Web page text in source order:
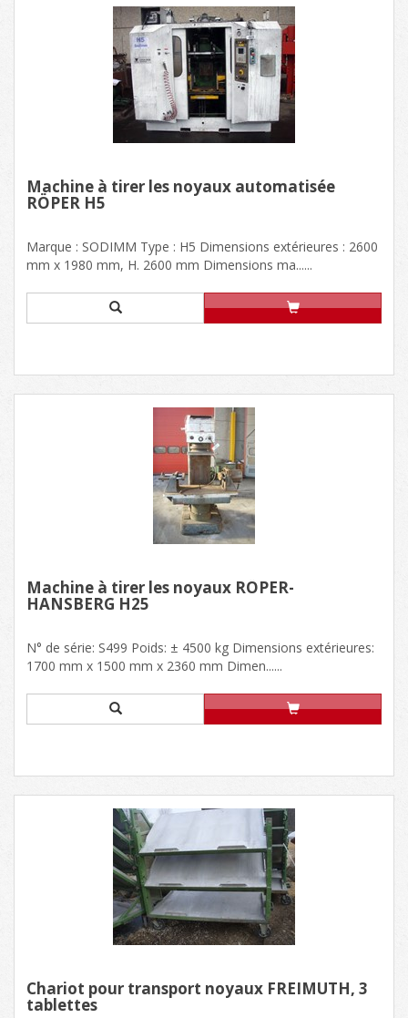
Machine à tirer les noyaux automatisée
RÖPER H5
Marque : SODIMM Type : H5 Dimensions extérieures : 2600
mm x 1980 mm, H. 2600 mm Dimensions ma......
Machine à tirer les noyaux RÖPER-
HANSBERG H25
N° de série: S499 Poids: ± 4500 kg Dimensions extérieures:
1700 mm x 1500 mm x 2360 mm Dimen......
Chariot pour transport noyaux FREIMUTH, 3
tablettes